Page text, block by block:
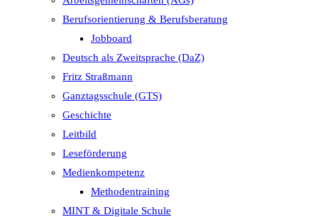
Berufsorientierung & Berufsberatung
Jobboard
Deutsch als Zweitsprache (DaZ)
Fritz Straßmann
Ganztagsschule (GTS)
Geschichte
Leitbild
Leseförderung
Medienkompetenz
Methodentraining
MINT & Digitale Schule